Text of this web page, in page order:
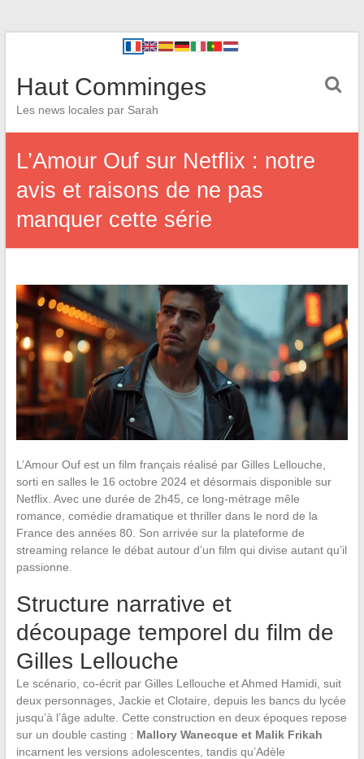
Haut Comminges
Les news locales par Sarah
L’Amour Ouf sur Netflix : notre
avis et raisons de ne pas
manquer cette série
L’Amour Ouf est un film français réalisé par Gilles Lellouche,
sorti en salles le 16 octobre 2024 et désormais disponible sur
Netflix. Avec une durée de 2h45, ce long-métrage mêle
romance, comédie dramatique et thriller dans le nord de la
France des années 80. Son arrivée sur la plateforme de
streaming relance le débat autour d’un film qui divise autant qu’il
passionne.
Structure narrative et
découpage temporel du film de
Gilles Lellouche
Le scénario, co-écrit par Gilles Lellouche et Ahmed Hamidi, suit
deux personnages, Jackie et Clotaire, depuis les bancs du lycée
jusqu’à l’âge adulte. Cette construction en deux époques repose
sur un double casting : Mallory Wanecque et Malik Frikah
incarnent les versions adolescentes, tandis qu’Adèle